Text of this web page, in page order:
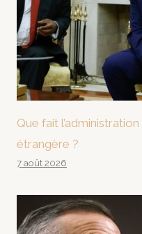
Que fait
étrangère ?
7 août 2026